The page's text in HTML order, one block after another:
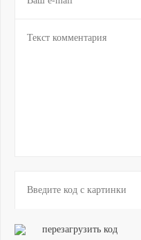
перезагрузить код